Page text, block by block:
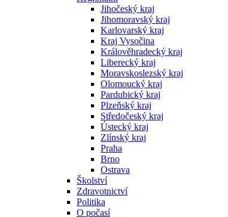
Jihočeský kraj
Jihomoravský kraj
Karlovarský kraj
Kraj Vysočina
Králověhradecký kraj
Liberecký kraj
Moravskoslezský kraj
Olomoucký kraj
Pardubický kraj
Plzeňský kraj
Středočeský kraj
Ústecký kraj
Zlínský kraj
Praha
Brno
Ostrava
Školství
Zdravotnictví
Politika
O počasí